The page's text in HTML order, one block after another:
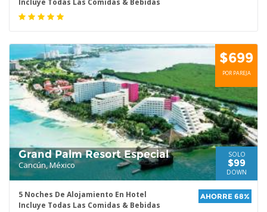
Incluye Todas Las Comidas & Bebidas
$699
POR PAREJA
Grand Palm Resort Especial
Cancún, México
SOLO
$99
DOWN
5 Noches De Alojamiento En Hotel
Incluye Todas Las Comidas & Bebidas
AHORRE 68%